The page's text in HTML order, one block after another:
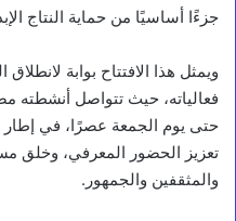
جزءًا أساسيًا من حماية النتاج
ويمثل هذا الافتتاح بوابة
فعالياته، حيث تتواصل أنشطته
حتى يوم الجمعة عصرًا، في إطار
تعزيز الحضور المعرفي، وخلق
والمثقفين والجمهور.